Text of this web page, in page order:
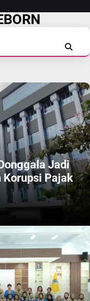
Jadi
Korupsi Pajak